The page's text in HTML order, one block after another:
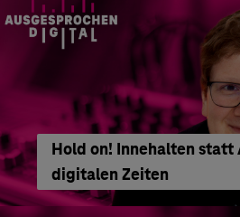
Hold on! Innehalten statt
digitalen Zeiten